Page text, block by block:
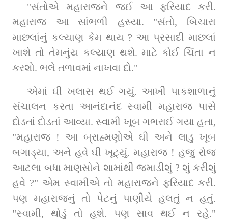
"સંતોએ મહારાજને જઈ આ ફરિયાદ કરી.
મહારાજ આ સાંભળી હસ્યા. "સંતો, બિચારા
માછલાંનું કલ્યાણ કેમ થાય ? આ પ્રસાદી માછલાં
ખાશે તો તેમનુંય કલ્યાણ થશે. માટે કોઈ ચિંતા ન
કરશો. ભલે તળાવમાં નાખવા દો."
એમાં ઘી ખલાસ થઈ ગયું. આખી પાકશાળાનું
સંચાલન કરતા આનંદાનંદ સ્વામી મહારાજ પાસે
દોડતાં દોડતાં આવ્યા. સ્વામી ખૂબ ગભરાઈ ગયા હતા,
"મહારાજ ! આ બ્રાહ્મણોએ ઘી અને લાડુ ખૂબ
બગાડ્યા, અને હવે ઘી ખૂટ્યું. મહારાજ ! હજુ રોજ
આટલા બધા માણસોને શામાંથી જમાડીશું ? શું કરીશું
હવે ?" એમ સ્વામીએ તો મહારાજને ફરિયાદ કરી.
પણ મહારાજનું તો પેટનું પાણીયે હલતું ન હતું.
"સ્વામી, થોડું તો હશે. પણ સાવ થઈ ન રહે."